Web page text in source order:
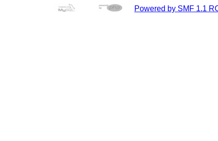
Powered by SMF 1.1